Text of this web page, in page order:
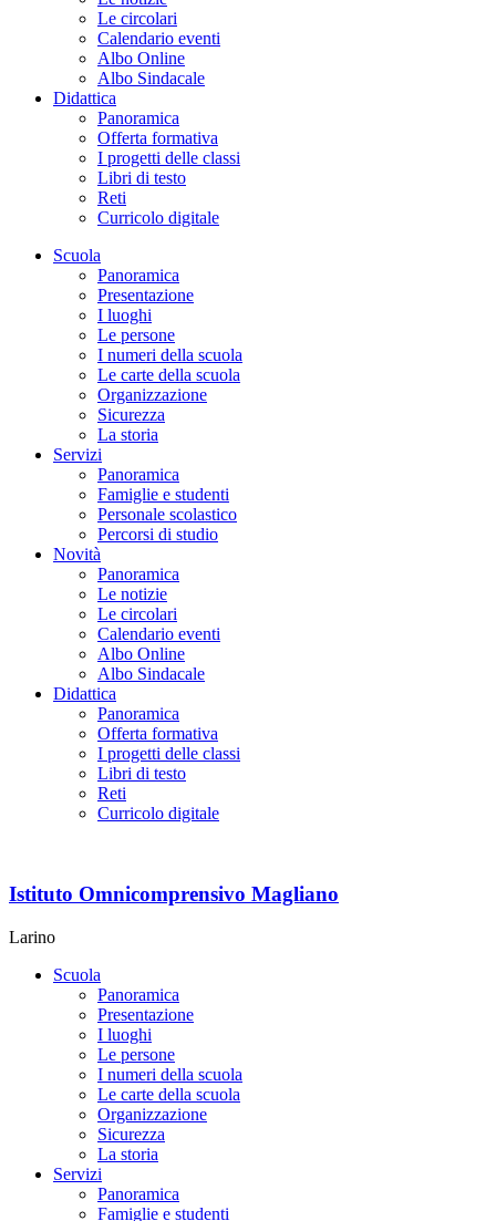
Le circolari
Calendario eventi
Albo Online
Albo Sindacale
Didattica
Panoramica
Offerta formativa
I progetti delle classi
Libri di testo
Reti
Curricolo digitale
Scuola
Panoramica
Presentazione
I luoghi
Le persone
I numeri della scuola
Le carte della scuola
Organizzazione
Sicurezza
La storia
Servizi
Panoramica
Famiglie e studenti
Personale scolastico
Percorsi di studio
Novità
Panoramica
Le notizie
Le circolari
Calendario eventi
Albo Online
Albo Sindacale
Didattica
Panoramica
Offerta formativa
I progetti delle classi
Libri di testo
Reti
Curricolo digitale
Istituto Omnicomprensivo Magliano
Larino
Scuola
Panoramica
Presentazione
I luoghi
Le persone
I numeri della scuola
Le carte della scuola
Organizzazione
Sicurezza
La storia
Servizi
Panoramica
Famiglie e studenti